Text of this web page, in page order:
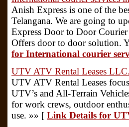
Anish Express is one of the
Telangana. We are going to
Express Door to Door Courier
Offers door to door solution.
for International courier
UTV ATV Rental Leases LLC.
UTV ATV Rental Leases
UTV’s and All-Terrain
for work crews, outdoor
use. »» [ Link Details for